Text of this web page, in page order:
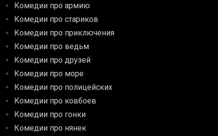
Комедии про армию
Комедии про стариков
Комедии про приключения
Комедии про ведьм
Комедии про друзей
Комедии про море
Комедии про полицейских
Комедии про ковбоев
Комедии про гонки
Комедии про нянек